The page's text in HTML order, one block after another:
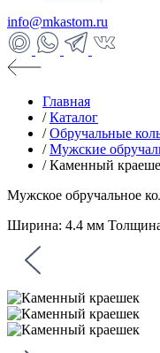
info@mkastom.ru
Главная
/ Каталог
/ Обручальные
/ Мужские
/ Каменный
Мужское обручальное
Ширина: 4.4 мм